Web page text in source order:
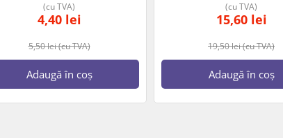
5,50lei(cu TVA)
4,40 lei
(cu TVA)
Adaugă în coș
19,50lei(cu TVA)
15,60 lei
(cu TVA)
Adaugă în coș